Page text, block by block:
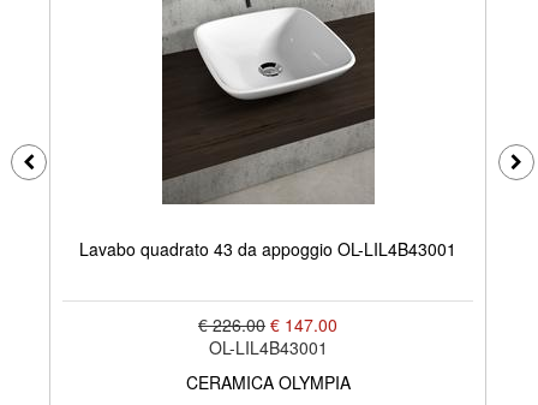
Lavabo quadrato 43 da appoggio OL-LIL4B43001
€ 226.00 € 147.00
OL-LIL4B43001
CERAMICA OLYMPIA